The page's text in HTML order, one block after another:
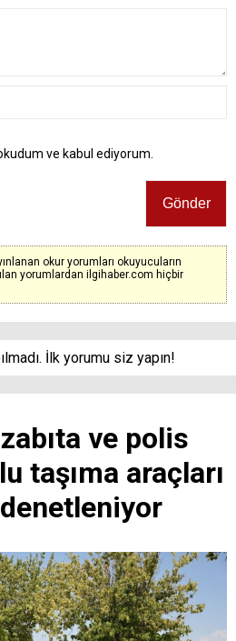
ve kabul ediyorum.
okur yorumları okuyucuların
yorumlardan ilgihaber.com hiçbir
İlk yorumu siz yapın!
ve polis
taşıma araçları